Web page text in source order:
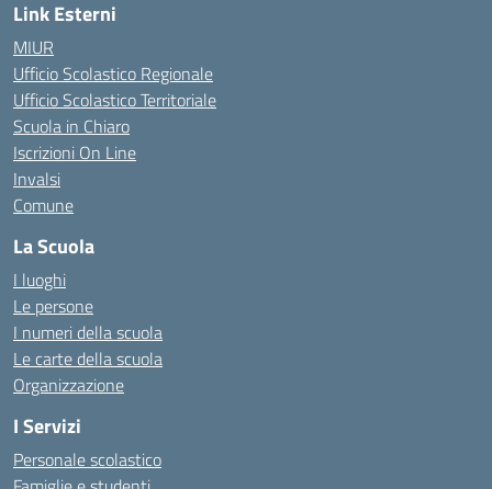
Link Esterni
MIUR
Ufficio Scolastico Regionale
Ufficio Scolastico Territoriale
Scuola in Chiaro
Iscrizioni On Line
Invalsi
Comune
La Scuola
I luoghi
Le persone
I numeri della scuola
Le carte della scuola
Organizzazione
I Servizi
Personale scolastico